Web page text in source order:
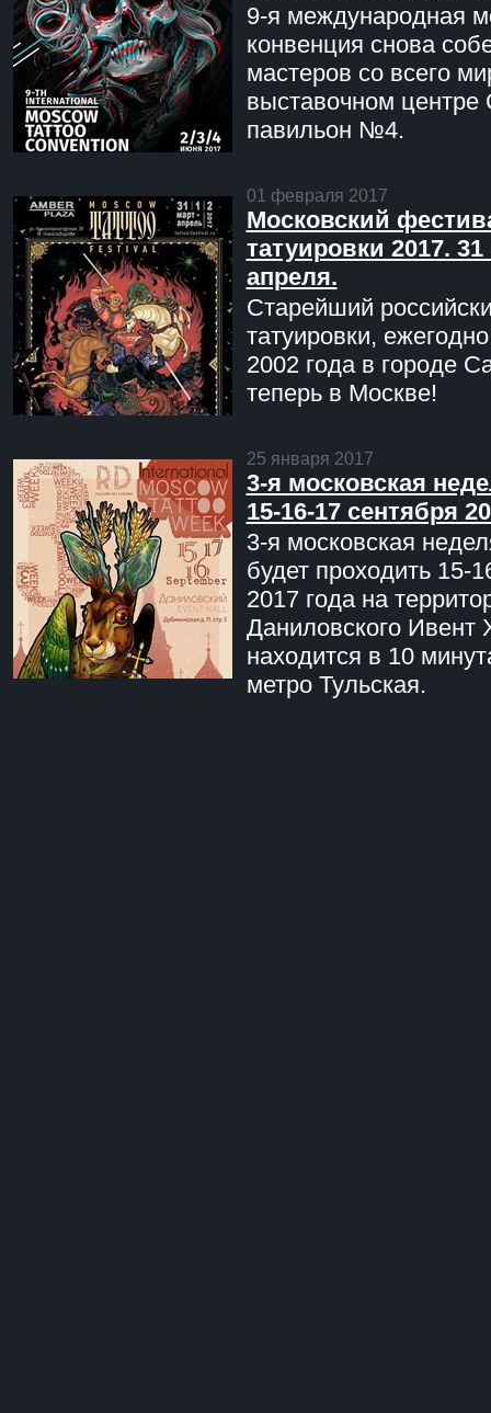
9-я международная
конвенция снова
мастеров со всего
выставочном центре
павильон №4.
01 февраля 2017
Московский
татуировки 2017. 31
апреля.
Старейший
татуировки,
2002 года в городе
теперь в Москве!
25 января 2017
3-я московская
15-16-17 сентября
3-я московская
будет проходить 15-
2017 года на
Даниловского Ивент
находится в 10
метро Тульская.